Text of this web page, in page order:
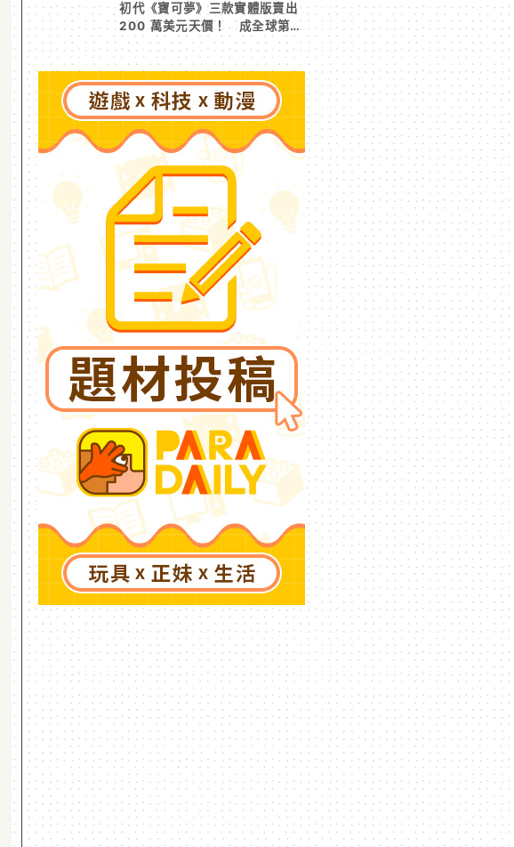
初代《寶可夢》三款實體版賣出
200 萬美元天價！ 成全球第二
高遊戲收藏交易